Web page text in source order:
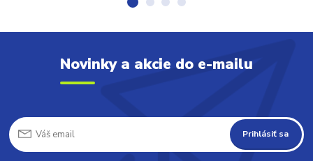
Novinky a akcie do e-mailu
Prihlásiť sa